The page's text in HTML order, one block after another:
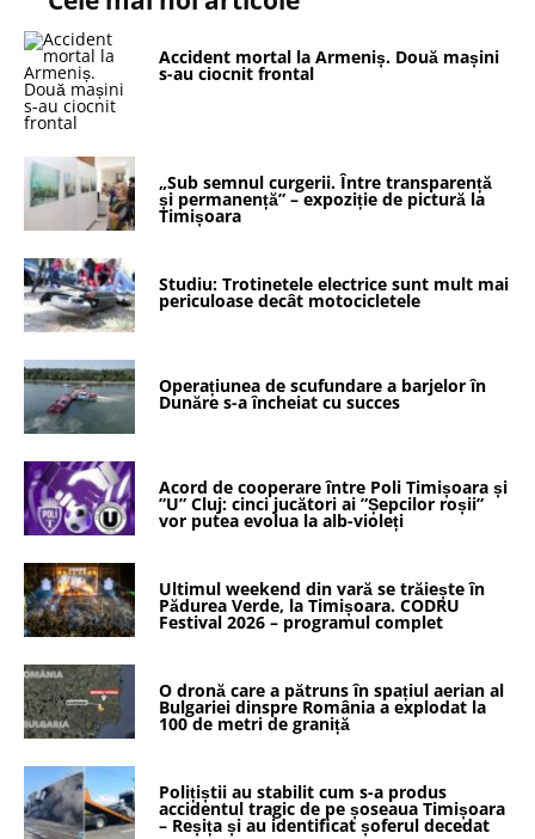
Accident mortal la Armeniș. Două mașini
s-au ciocnit frontal
„Sub semnul curgerii. Între transparență
și permanență” – expoziție de pictură la
Timișoara
Studiu: Trotinetele electrice sunt mult mai
periculoase decât motocicletele
Operațiunea de scufundare a barjelor în
Dunăre s-a încheiat cu succes
Acord de cooperare între Poli Timișoara și
”U” Cluj: cinci jucători ai ”Șepcilor roșii”
vor putea evolua la alb-violeți
Ultimul weekend din vară se trăiește în
Pădurea Verde, la Timișoara. CODRU
Festival 2026 – programul complet
O dronă care a pătruns în spațiul aerian al
Bulgariei dinspre România a explodat la
100 de metri de graniță
Polițiștii au stabilit cum s-a produs
accidentul tragic de pe șoseaua Timișoara
– Reșița și au identificat șoferul decedat